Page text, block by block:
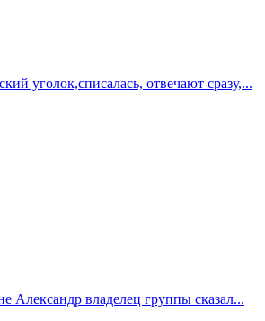
уголок,списалась, отвечают сразу,...
Александр владелец группы сказал...